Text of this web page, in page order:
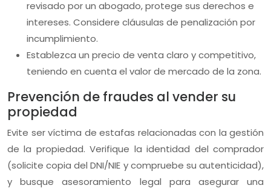
revisado por un abogado, protege sus derechos e
intereses. Considere cláusulas de penalización por
incumplimiento.
Establezca un precio de venta claro y competitivo,
teniendo en cuenta el valor de mercado de la zona.
Prevención de fraudes al vender su
propiedad
Evite ser víctima de estafas relacionadas con la gestión
de la propiedad. Verifique la identidad del comprador
(solicite copia del DNI/NIE y compruebe su autenticidad),
y busque asesoramiento legal para asegurar una